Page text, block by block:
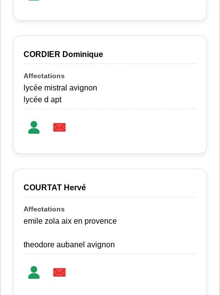
CORDIER Dominique
lycée mistral avignon
lycée d apt
COURTAT Hervé
emile zola aix en provence
theodore aubanel avignon